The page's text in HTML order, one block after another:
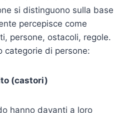
si distinguono sulla base
percepisce come
persone, ostacoli, regole.
categorie di persone:
(castori)
hanno davanti a loro